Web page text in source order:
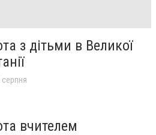
з дітьми в Великої
серпня
вчителем